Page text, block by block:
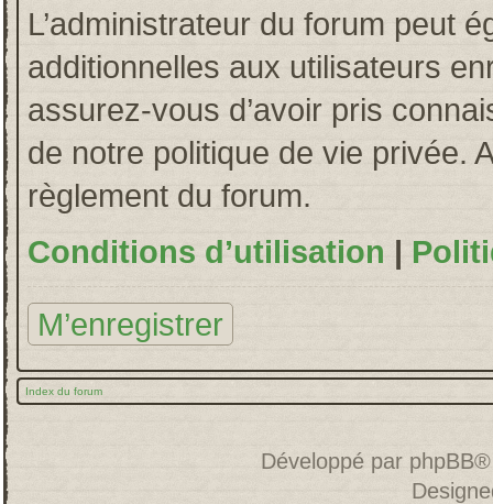
L’administrateur du forum peut
additionnelles aux utilisateurs
assurez-vous d’avoir pris
de notre politique de vie privée.
règlement du forum.
Conditions d’utilisation |
M’enregistrer
Index du forum
Développé par phpBB®